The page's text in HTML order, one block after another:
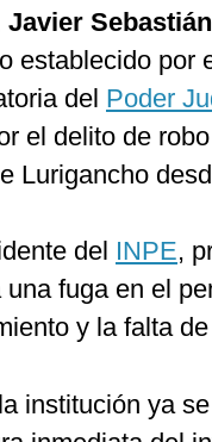
Javier
establecido por
del Poder
el delito de
Lurigancho
del INPE,
una fuga en el
y la falta
institución ya